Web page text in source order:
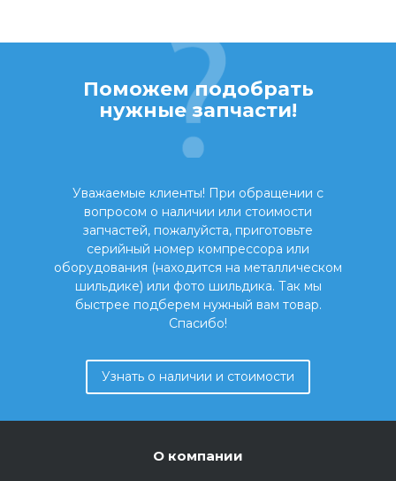
Поможем подобрать
нужные запчасти!
Уважаемые клиенты! При обращении с
вопросом о наличии или стоимости
запчастей, пожалуйста, приготовьте
серийный номер компрессора или
оборудования (находится на металлическом
шильдике) или фото шильдика. Так мы
быстрее подберем нужный вам товар.
Спасибо!
Узнать о наличии и стоимости
О компании